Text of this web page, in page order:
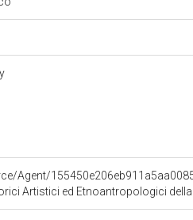
Agent/
Artistici ed Etnoantropologici